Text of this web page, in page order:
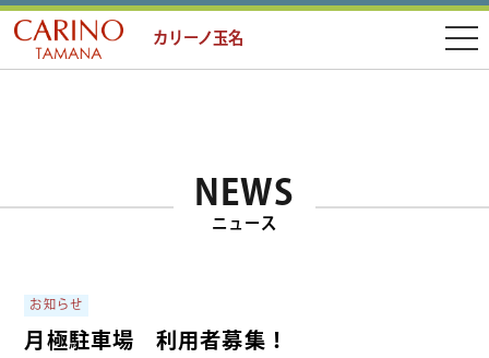
カリーノ玉名
NEWS
ニュース
お知らせ
月極駐車場 利用者募集！